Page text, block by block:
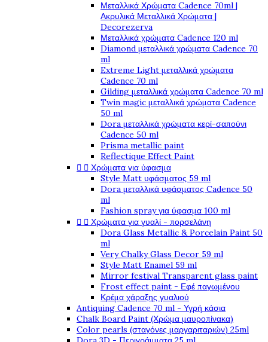
Μεταλλικά Χρώματα Cadence 70ml |
Ακρυλικά Μεταλλικά Χρώματα |
Decorezerva
Μεταλλικά χρώματα Cadence 120 ml
Diamond μεταλλικά χρώματα Cadence 70
ml
Extreme Light μεταλλικά χρώματα
Cadence 70 ml
Gilding μεταλλικά χρώματα Cadence 70 ml
Twin magic μεταλλικά χρώματα Cadence
50 ml
Dora μεταλλικά χρώματα κερί-σαπούνι
Cadence 50 ml
Prisma metallic paint
Reflectique Effect Paint
  Χρώματα για ύφασμα
Style Matt υφάσματος 59 ml
Dora μεταλλικά υφάσματος Cadence 50
ml
Fashion spray για ύφασμα 100 ml
  Χρώματα για γυαλί - πορσελάνη
Dora Glass Metallic & Porcelain Paint 50
ml
Very Chalky Glass Decor 59 ml
Style Matt Enamel 59 ml
Mirror festival Transparent glass paint
Frost effect paint - Εφέ παγωμένου
Κρέμα χάραξης γυαλιού
Antiquing Cadence 70 ml - Υγρή κάσια
Chalk Board Paint (Χρώμα μαυροπίνακα)
Color pearls (σταγόνες μαργαριταριών) 25ml